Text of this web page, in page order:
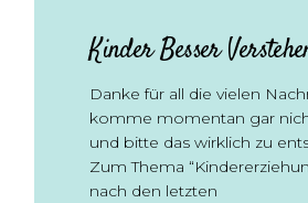
Kinder Besser
Danke für all die vielen
komme momentan gar
und bitte das wirklich zu
Zum Thema
nach den letzten